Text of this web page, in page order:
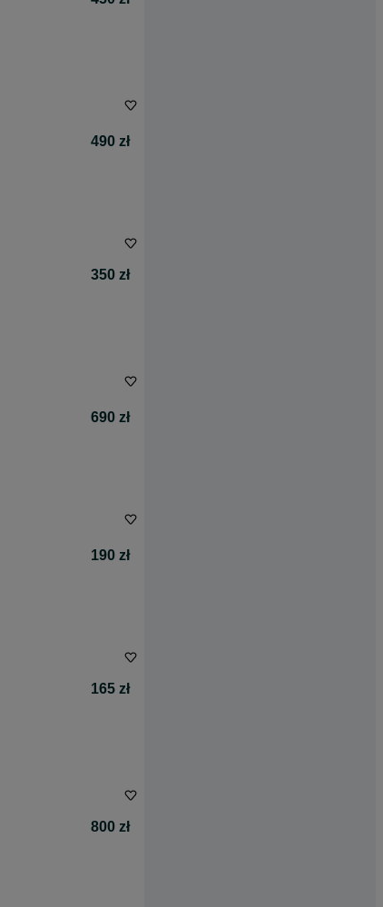
490 zł
350 zł
690 zł
190 zł
165 zł
800 zł